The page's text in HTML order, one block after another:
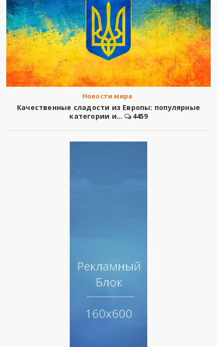
Новости мира
Качественные сладости из Европы: популярные
категории и...
4459